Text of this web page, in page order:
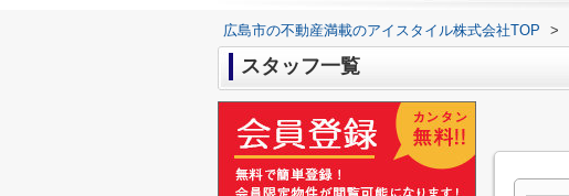
広島市の不動産満載のアイスタイル株式会社TOP >
スタッフ一覧